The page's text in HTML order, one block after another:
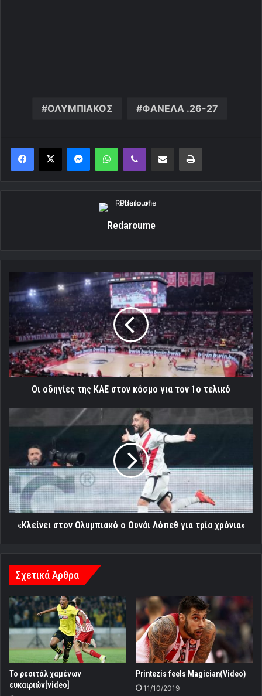
ΟΛΥΜΠΙΑΚΟΣ ΦΑΝΕΛΑ .26-27
MessengerWhatsAppViber Κοινοποίηση μέσω ηλεκτρονικού ταχυδρομείουΕκτύπωση
Redaroume
οδηγίες
της
στον
κόσμο
για
τον
1ο
Oι οδηγίες της ΚΑΕ στον κόσμο για τον 1ο τελικό
«Κλείνει
στον
Ουνάι
Λόπεθ
για
τρία
χρόνια»
«Κλείνει στον Ολυμπιακό ο Ουνάι Λόπεθ για τρία χρόνια»
Σχετικά Άρθρα
Το ρεσιτάλ χαμένων
ευκαιριών[video]
Printezis feels Magician(Video)
11/10/2019